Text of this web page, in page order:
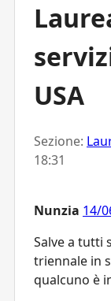
USA
Sezione:
18:31
Nunzia 14/
Salve a tutti
triennale in
qualcuno è